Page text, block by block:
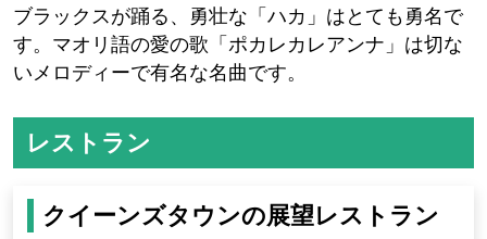
ブラックスが踊る、勇壮な「ハカ」はとても勇名で
す。マオリ語の愛の歌「ポカレカレアンナ」は切な
いメロディーで有名な名曲です。
レストラン
クイーンズタウンの展望レストラン